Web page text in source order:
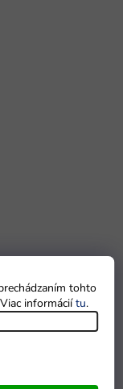
tohto
informáciítu.